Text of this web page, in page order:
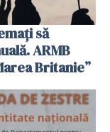
să
ARMB
Britanie”